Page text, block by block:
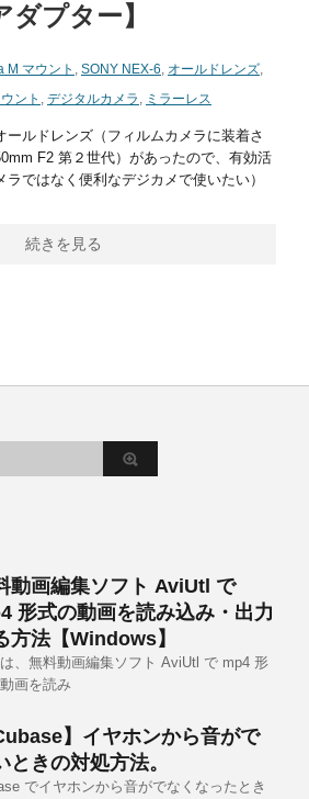
ダプター】
M マウント , SONY NEX-6, オールドレンズ,
ント , デジタルカメラ , ミラーレス
ールドレンズ（フィルムカメラに装着さ
F2 第２世代）があったので、有効活
ではなく便利なデジカメで使いたい）
続きを見る
動画編集ソフト AviUtl で
形式の動画を読み込み・出力
方法【Windows】
、無料動画編集ソフト AviUtl で mp4 形
画を読み
】イヤホンから音がで
ときの対処方法。
でイヤホンから音がでなくなったとき